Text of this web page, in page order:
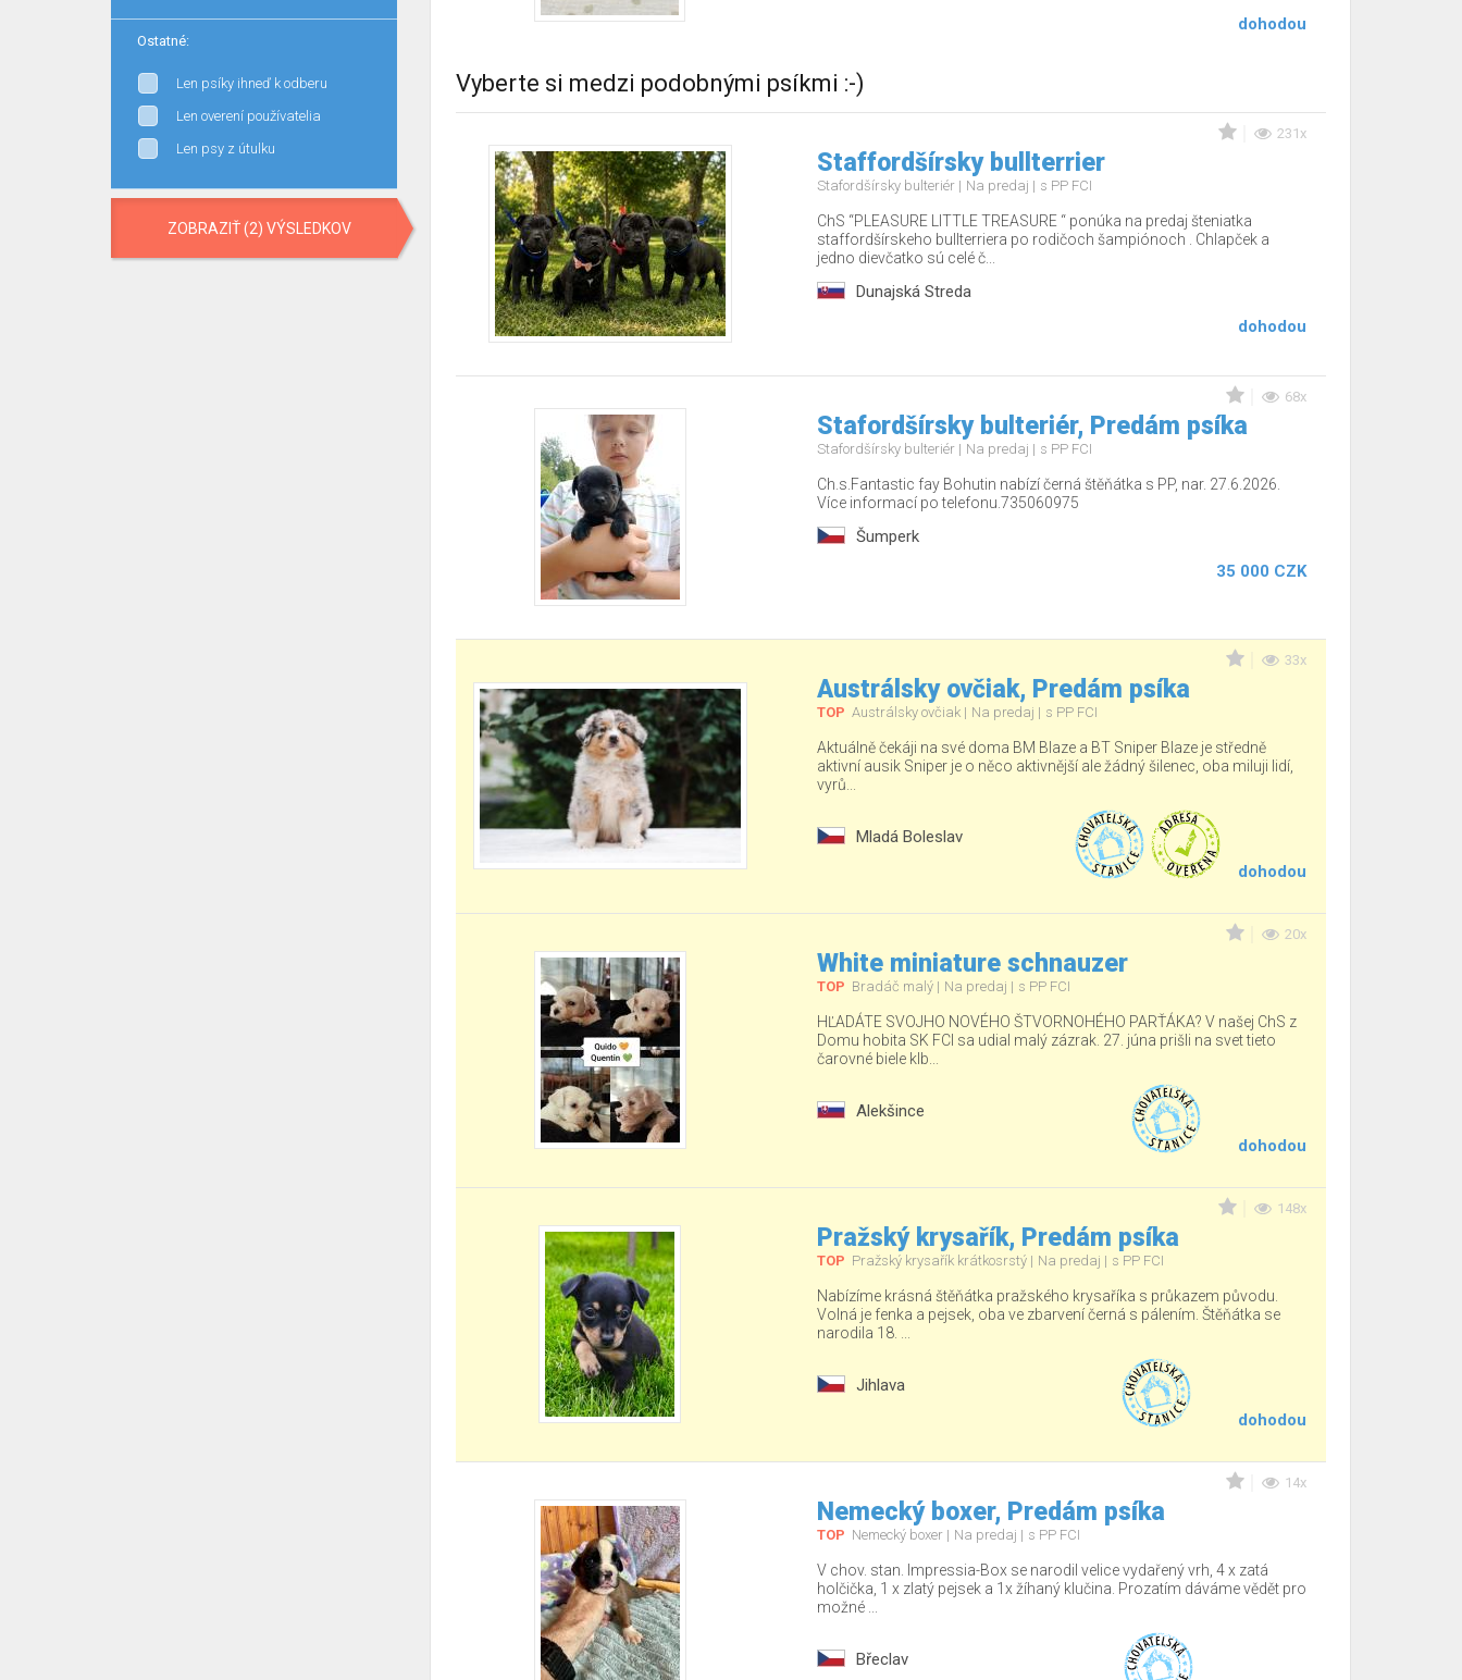
Ostatné:
Len psíky ihneď k odberu
Len overení používatelia
Len psy z útulku
ZOBRAZIŤ (2) VÝSLEDKOV
dohodou
Vyberte si medzi podobnými psíkmi :-)
231x
Staffordšírsky bullterrier
Stafordšírsky bulteriér Na predaj s PP FCI
ChS “PLEASURE LITTLE TREASURE “ ponúka na predaj šteniatka
staffordšírskeho bullterriera po rodičoch šampiónoch . Chlapček a
jedno dievčatko sú celé č...
Dunajská Streda
dohodou
68x
Stafordšírsky bulteriér, Predám psíka
Stafordšírsky bulteriér Na predaj s PP FCI
Ch.s.Fantastic fay Bohutin nabízí černá štěňátka s PP, nar. 27.6.2026.
Více informací po telefonu.735060975
Šumperk
35 000 CZK
33x
Austrálsky ovčiak, Predám psíka
TOP Austrálsky ovčiak Na predaj s PP FCI
Aktuálně čekáji na své doma BM Blaze a BT Sniper Blaze je středně
aktivní ausik Sniper je o něco aktivnější ale žádný šilenec, oba miluji lidí,
vyrů...
Mladá Boleslav
dohodou
20x
White miniature schnauzer
TOP Bradáč malý Na predaj s PP FCI
HĽADÁTE SVOJHO NOVÉHO ŠTVORNOHÉHO PARŤÁKA? V našej ChS z
Domu hobita SK FCI sa udial malý zázrak. 27. júna prišli na svet tieto
čarovné biele klb...
Alekšince
dohodou
148x
Pražský krysařík, Predám psíka
TOP Pražský krysařík krátkosrstý Na predaj s PP FCI
Nabízíme krásná štěňátka pražského krysaříka s průkazem původu.
Volná je fenka a pejsek, oba ve zbarvení černá s pálením. Štěňátka se
narodila 18. ...
Jihlava
dohodou
14x
Nemecký boxer, Predám psíka
TOP Nemecký boxer Na predaj s PP FCI
V chov. stan. Impressia-Box se narodil velice vydařený vrh, 4 x zatá
holčička, 1 x zlatý pejsek a 1x žíhaný klučina. Prozatím dáváme vědět pro
možné ...
Břeclav